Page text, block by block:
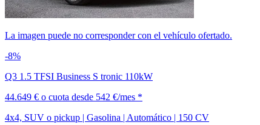
La imagen puede no corresponder con el vehículo ofertado.
-8%
Q3 1.5 TFSI Business S tronic 110kW
44.649 € o cuota desde 542 €/mes *
4x4, SUV o pickup | Gasolina | Automático | 150 CV